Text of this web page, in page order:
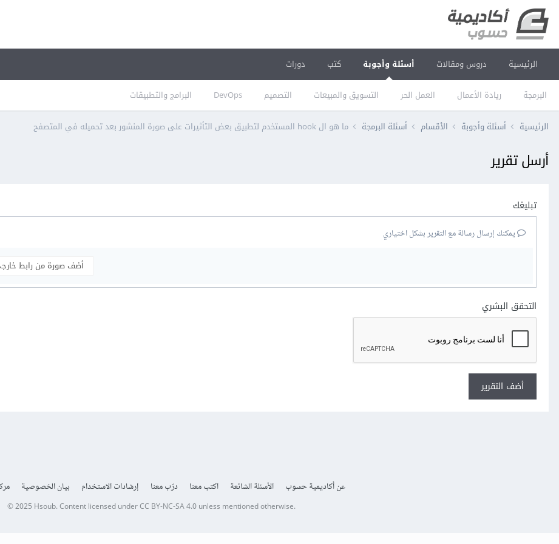
الرئيسية دروس ومقالات أسئلة وأجوبة
البرمجة ريادة الأعمال العمل الحر التسويق والمبيعات التصميم DevOps البرامج والتطبيقات
كتب دورات
الرئيسية أسئلة وأجوبة الأقسام أسئلة البرمجة ما هو ال hook المستخدم لتطبيق بعض التأثيرات على صورة المنشور بعد تحميله في المتصفح
أرسل تقرير
تبليغك
يمكنك إرسال رسالة مع التقرير بشكل اختياري
أضف صورة من رابط
التحقق البشري
أضف التقرير
عن أكاديمية حسوب الأسئلة الشائعة اكتب معنا درّب معنا إرشادات الاستخدام بيان الخصوصية
© 2025 Hsoub.Content licensed underCC BY-NC-SA 4.0unless mentioned otherwise.